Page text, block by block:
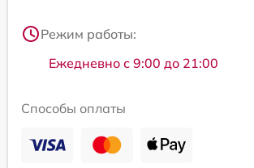
Режим работы:
Ежедневно с 9:00 до 21:00
Способы оплаты